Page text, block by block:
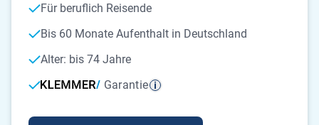
Für beruflich Reisende
Bis 60 Monate Aufenthalt in Deutschland
Alter: bis 74 Jahre
Garantie